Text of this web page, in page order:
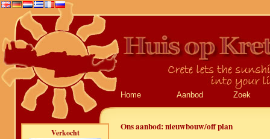
Home Aanbod Zoek
Verkocht
Ons aanbod:nieuwbouw/off plan